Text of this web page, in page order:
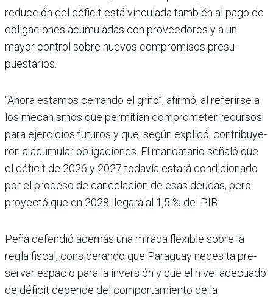
reducción del déficit está vinculada tam­bién al pago de
obligaciones acumuladas con proveedo­res y a un
mayor control sobre nuevos compromisos presu­
puestarios.
“Ahora estamos cerrando el grifo”, afirmó, al referirse a
los mecanismos que permi­tían comprometer recursos
para ejercicios futuros y que, según explicó, contribuye­
ron a acumular obligaciones. El mandatario señaló que
el déficit de 2026 y 2027 toda­vía estará condicionado
por el proceso de cancelación de esas deudas, pero
proyectó que en 2028 llegará al 1,5 % del PIB.
Peña defendió además una mirada flexible sobre la
regla fiscal, considerando que Paraguay necesita pre­
servar espacio para la inver­sión y que el nivel adecuado
de déficit depende del com­portamiento de la